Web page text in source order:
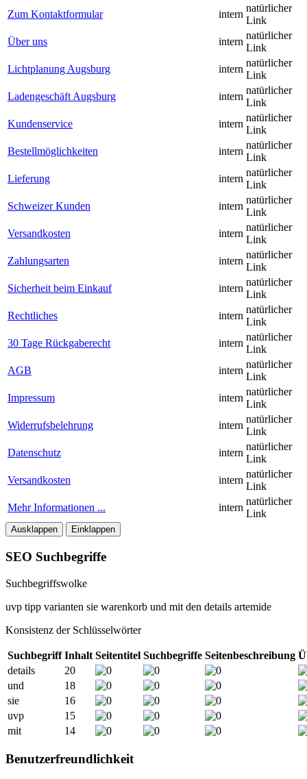
Zum Kontaktformular
intern
natürlicher
Link
Über uns
intern
natürlicher
Link
Lichtplanung Augsburg
intern
natürlicher
Link
Ladengeschäft Augsburg
intern
natürlicher
Link
Kundenservice
intern
natürlicher
Link
Bestellmöglichkeiten
intern
natürlicher
Link
Lieferung
intern
natürlicher
Link
Schweizer Kunden
intern
natürlicher
Link
Versandkosten
intern
natürlicher
Link
Zahlungsarten
intern
natürlicher
Link
Sicherheit beim Einkauf
intern
natürlicher
Link
Rechtliches
intern
natürlicher
Link
30 Tage Rückgaberecht
intern
natürlicher
Link
AGB
intern
natürlicher
Link
Impressum
intern
natürlicher
Link
Widerrufsbelehrung
intern
natürlicher
Link
Datenschutz
intern
natürlicher
Link
Versandkosten
intern
natürlicher
Link
Mehr Informationen ...
intern
natürlicher
Link
Ausklappen Einklappen
SEO Suchbegriffe
Suchbegriffswolke
uvp tipp varianten sie warenkorb und mit den details artemide
Konsistenz der Schlüsselwörter
Suchbegriff Inhalt Seitentitel Suchbegriffe Seitenbeschreibung
details
20
und
18
sie
16
uvp
15
mit
14
Benutzerfreundlichkeit